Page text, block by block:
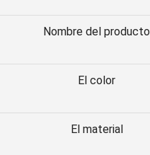
Nombre del producto
El color
El material